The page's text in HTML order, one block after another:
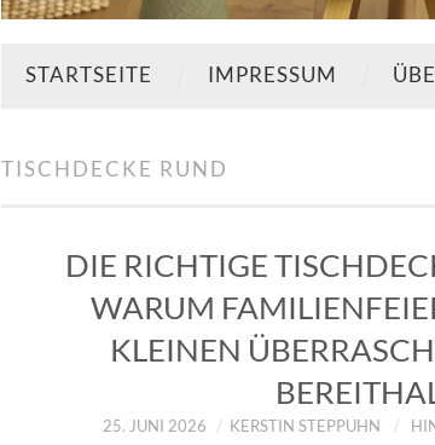
STARTSEITE IMPRESSUM
TISCHDECKE RUND
DIE RICHTIGE
WARUM
KLEINEN
25. JUNI 2026 KERSTIN STEPPUHN